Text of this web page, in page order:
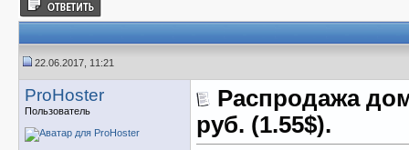
22.06.2017, 11:21
ProHoster
Пользователь
Распродажа
руб. (1.55$).